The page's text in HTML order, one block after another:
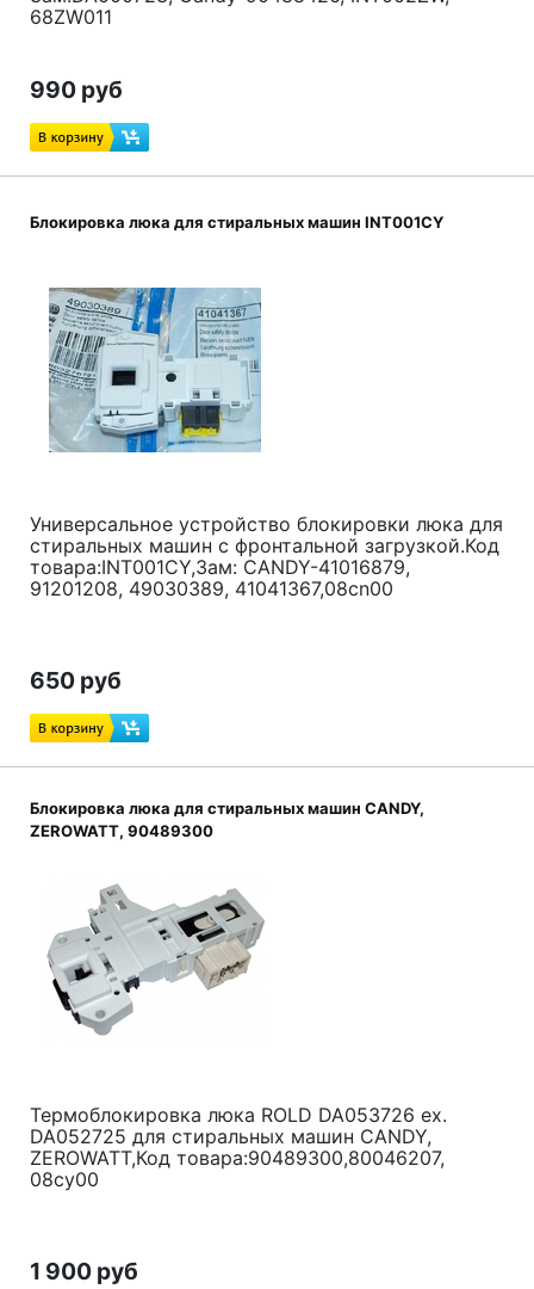
68ZW011
990 руб
Блокировка люка для стиральных машин INT001CY
Универсальное устройство блокировки люка для
стиральных машин с фронтальной загрузкой.Код
товара:INT001CY,Зам: CANDY-41016879,
91201208, 49030389, 41041367,08cn00
650 руб
Блокировка люка для стиральных машин CANDY,
ZEROWATT, 90489300
Термоблокировка люка ROLD DA053726 ex.
DA052725 для стиральных машин CANDY,
ZEROWATT,Код товара:90489300,80046207,
08cy00
1 900 руб